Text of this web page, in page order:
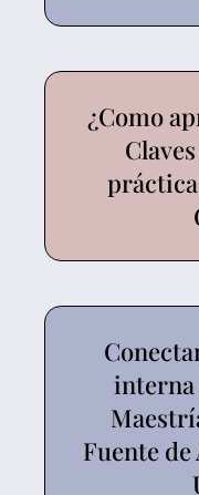
¿Como
interna
Fuente